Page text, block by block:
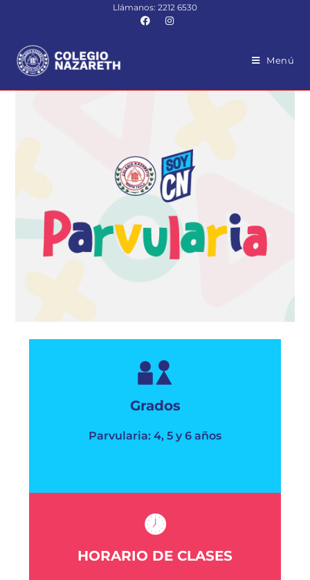
Llámanos: 2212 6530
Menú
Grados
Parvularia: 4, 5 y 6 años
HORARIO DE CLASES